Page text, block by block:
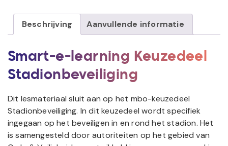
Beschrijving Aanvullende informatie
Smart-e-learning Keuzedeel
Stadionbeveiliging
Dit lesmateriaal sluit aan op het mbo-keuzedeel
Stadionbeveiliging. In dit keuzedeel wordt specifiek
ingegaan op het beveiligen in en rond het stadion. Het
is samengesteld door autoriteiten op het gebied van